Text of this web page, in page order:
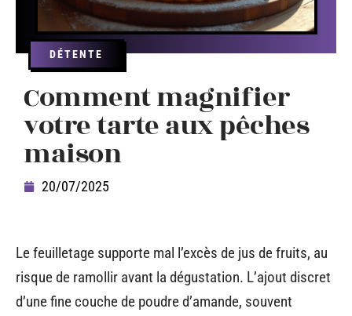
DÉTENTE
Comment magnifier
votre tarte aux pêches
maison
20/07/2025
Le feuilletage supporte mal l’excès de jus de fruits, au
risque de ramollir avant la dégustation. L’ajout discret
d’une fine couche de poudre d’amande, souvent